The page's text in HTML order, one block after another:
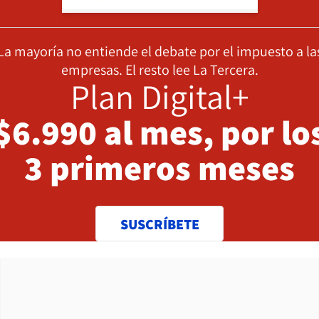
mayoría no entiende el debate por el impuesto a
empresas. El resto lee La Tercera.
Plan Digital+
al mes, por
3 primeros meses
SUSCRÍBETE